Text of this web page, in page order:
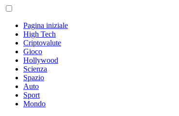
Pagina iniziale
High Tech
Criptovalute
Gioco
Hollywood
Scienza
Spazio
Auto
Sport
Mondo